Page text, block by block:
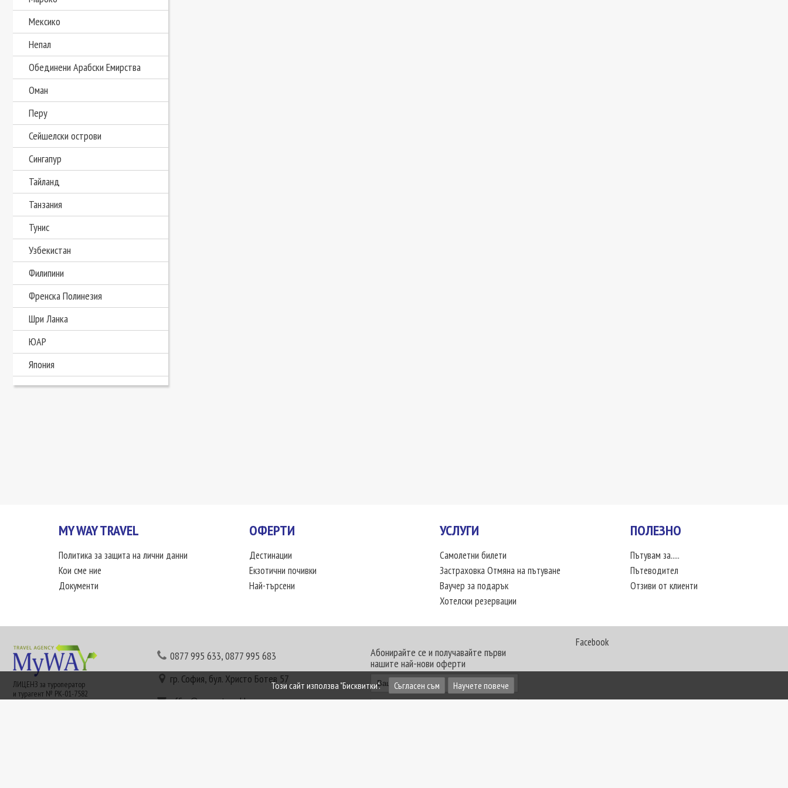
Мексико
Непал
Обединени Арабски Емирства
Оман
Перу
Сейшелски острови
Сингапур
Тайланд
Танзания
Тунис
Узбекистан
Филипини
Френска Полинезия
Шри Ланка
ЮАР
Япония
MY WAY TRAVEL
Политика за защита на лични данни
Кои сме ние
Документи
ОФЕРТИ
Дестинации
Екзотични почивки
Най-търсени
УСЛУГИ
Самолетни билети
Застраховка Отмяна на пътуване
Ваучер за подарък
Хотелски резервации
ПОЛЕЗНО
Пътувам за.....
Пътеводител
Отзиви от клиенти
ЛИЦЕНЗ за туроператор
и турагент № РК-01-7582
0877 995 633,0877 995 683
гр. София, бул. Христо Ботев 57
office@mywaytravel.bg
Абонирайте се и получавайте първи
нашите най-нови оферти
Facebook
Този сайт използва "Бисквитки". Съгласен съм Научете повече